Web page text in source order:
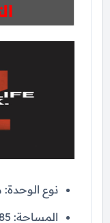
نوع
المساحة: 85 متر مربع.